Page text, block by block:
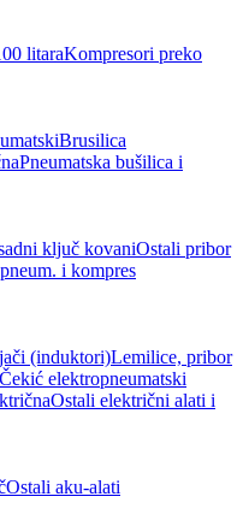
litaraKompresori preko
Brusilica
Pneumatska bušilica i
ključ kovaniOstali pribor
i kompres
(induktori)Lemilice, pribor
Čekić elektropneumatski
Ostali električni alati i
Ostali aku-alati